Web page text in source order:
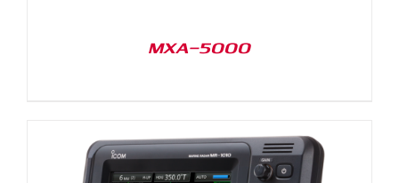
MXA-5000